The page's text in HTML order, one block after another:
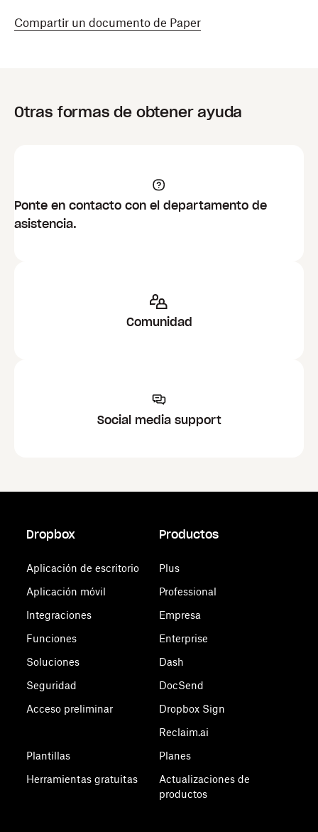
Compartir un documento de Paper
Otras formas de obtener ayuda
Ponte en contacto con el departamento de
asistencia.
Comunidad
Social media support
Dropbox
Aplicación de escritorio
Aplicación móvil
Integraciones
Funciones
Soluciones
Seguridad
Acceso preliminar
Plantillas
Herramientas gratuitas
Productos
Plus
Professional
Empresa
Enterprise
Dash
DocSend
Dropbox Sign
Reclaim.ai
Planes
Actualizaciones de
productos